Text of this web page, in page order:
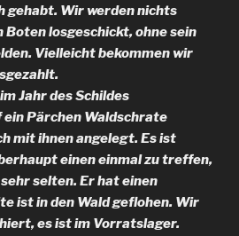
gehabt. Wir werden nichts
Boten losgeschickt, ohne sein
Vielleicht bekommen wir
Jahr des Schildes
Pärchen Waldschrate
mit ihnen angelegt. Es ist
einen einmal zu treffen,
selten. Er hat einen
ist in den Wald geflohen. Wir
es ist im Vorratslager.